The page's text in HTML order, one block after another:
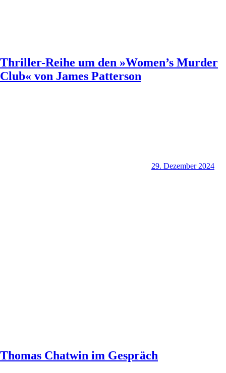
Thriller-Reihe um den »Women’s Murder
Club« von James Patterson
29. Dezember 2024
Thomas Chatwin im Gespräch